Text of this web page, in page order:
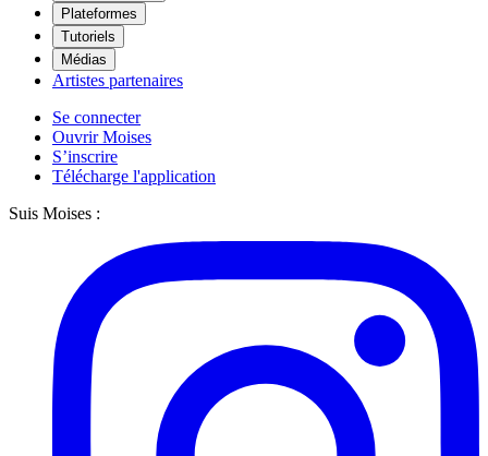
Plateformes
Tutoriels
Médias
Artistes partenaires
Se connecter
Ouvrir Moises
S’inscrire
Télécharge l'application
Suis Moises :